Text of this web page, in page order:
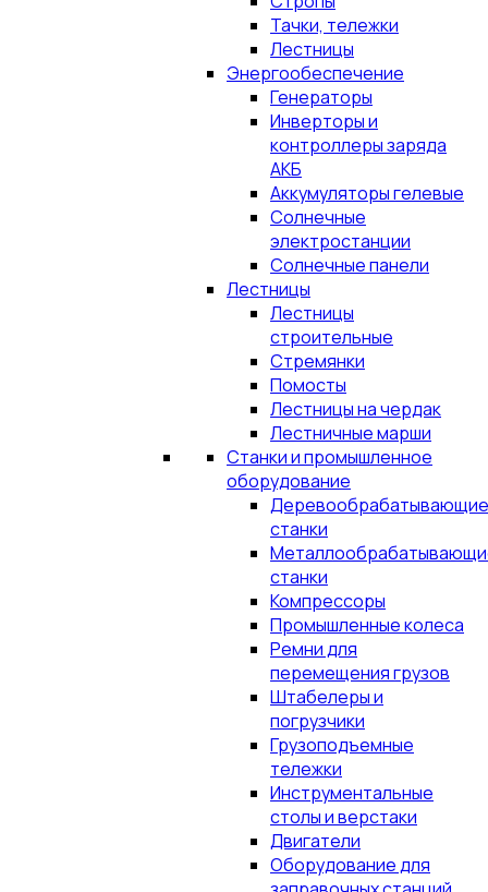
Тачки, тележки
Лестницы
Энергообеспечение
Генераторы
Инверторы и
контроллеры заряда
АКБ
Аккумуляторы гелевые
Солнечные
электростанции
Солнечные панели
Лестницы
Лестницы
строительные
Стремянки
Помосты
Лестницы на чердак
Лестничные марши
Станки и промышленное
оборудование
Деревообрабатывающие
станки
станки
Компрессоры
Промышленные колеса
Ремни для
перемещения грузов
Штабелеры и
погрузчики
Грузоподъемные
тележки
Инструментальные
столы и верстаки
Двигатели
Оборудование для